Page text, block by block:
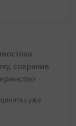
сохранив
уже